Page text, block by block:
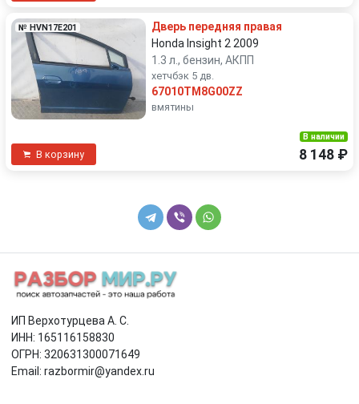
№ HVN17E201
Дверь передняя правая
Honda Insight 2 2009
1.3 л., бензин, АКПП
хетчбэк 5 дв.
67010TM8G00ZZ
вмятины
В корзину
В наличии
8 148 ₽
ИП Верхотурцева А. С.
ИНН: 165116158830
ОГРН: 320631300071649
Email: razbormir@yandex.ru